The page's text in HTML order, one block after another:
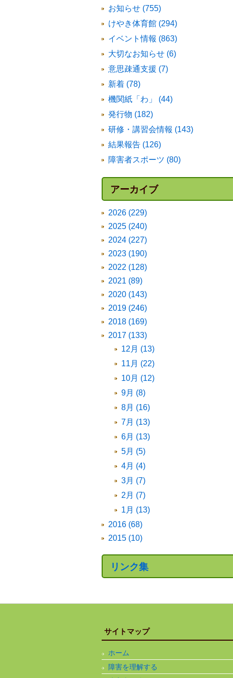
お知らせ (755)
けやき体育館 (294)
イベント情報 (863)
大切なお知らせ (6)
意思疎通支援 (7)
新着 (78)
機関紙「わ」 (44)
発行物 (182)
研修・講習会情報 (143)
結果報告 (126)
障害者スポーツ (80)
アーカイブ
2026 (229)
2025 (240)
2024 (227)
2023 (190)
2022 (128)
2021 (89)
2020 (143)
2019 (246)
2018 (169)
2017 (133)
12月 (13)
11月 (22)
10月 (12)
9月 (8)
8月 (16)
7月 (13)
6月 (13)
5月 (5)
4月 (4)
3月 (7)
2月 (7)
1月 (13)
2016 (68)
2015 (10)
リンク集
サイトマップ
ホーム
障害を理解する